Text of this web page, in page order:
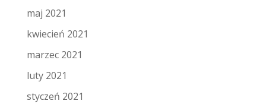
maj 2021
kwiecień 2021
marzec 2021
luty 2021
styczeń 2021